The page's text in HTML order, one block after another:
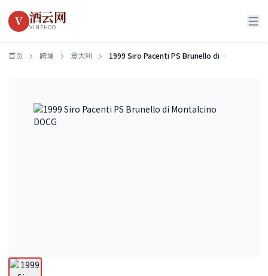
V 酒云网
VINEHOO
首页 跨境 意大利 1999 Siro Pacenti PS Brunello di Montalcino DOCG